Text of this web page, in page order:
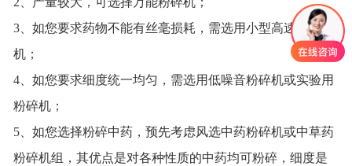
3、如您要求药物不能有丝毫损耗，需选用小型高速粉碎
机；
4、如您要求细度统一均匀，需选用低噪音粉碎机或实验用
粉碎机；
5、如您选择粉碎中药，预先考虑风选中药粉碎机或中草药
粉碎机组，其优点是对各种性质的中药均可粉碎，细度是